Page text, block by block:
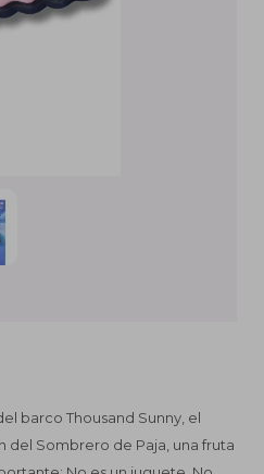
barco Thousand Sunny, el
del Sombrero de Paja, una fruta